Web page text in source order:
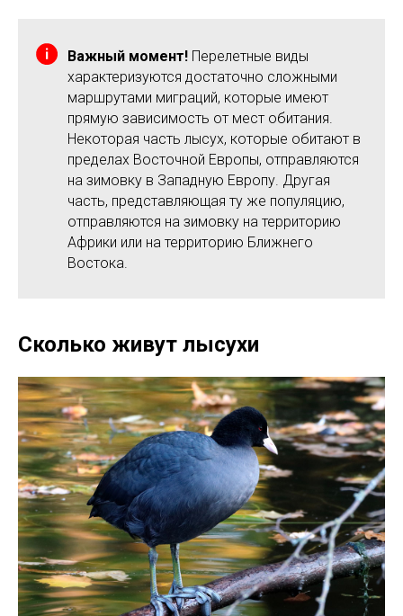
Важный момент! Перелетные виды
характеризуются достаточно сложными
маршрутами миграций, которые имеют
прямую зависимость от мест обитания.
Некоторая часть лысух, которые обитают в
пределах Восточной Европы, отправляются
на зимовку в Западную Европу. Другая
часть, представляющая ту же популяцию,
отправляются на зимовку на территорию
Африки или на территорию Ближнего
Востока.
Сколько живут лысухи